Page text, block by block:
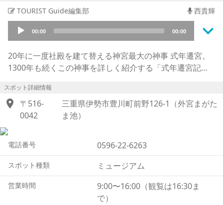
TOURIST Guide編集部 西貴輝
Audio
Player
00:00 00:00 keyboard_arrow_down
20年に一度社殿を建て替える神宮最大の神事 式年遷宮。
1300年も続くこの神事を詳しく紹介する「式年遷宮記念
館内に入るとすぐに、昭和4年（1929）に外宮（げくう）
の正殿に置かれた御扉（みとびら）の巨大な実物が出迎え
てくれます。分かりやすい模型展示も充実しており、式年
る「遷御の儀（せんぎょのぎ）」の様子や、外宮の殿舎配
置などが、縮小して再現されています。最も奥に展示され
ている外宮正殿の原寸大部分模型は、実物を作った職人の
手によるもので、間近からじっくり眺めれば、新たな発見
があるかもしれません。
式年遷宮では社殿だけでなく、神宝と呼ばれる奉納品や、
スポット詳細情報
location_on
〒516-
0042
三重県伊勢市豊川町前野126-1（外宮まがた
ま池）
電話番号 0596-22-6263
スポット種類 ミュージアム
営業時間
9:00〜16:00（観覧は16:30ま
で）